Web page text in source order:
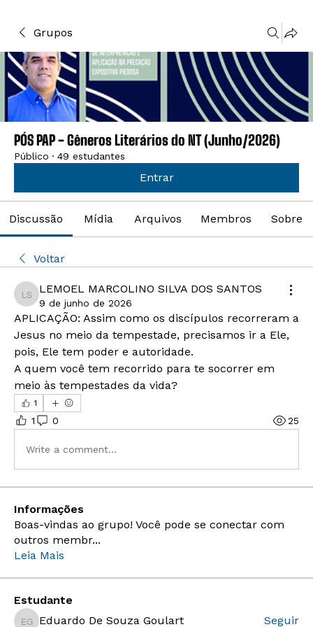
Grupos
PÓS PAP - Gêneros Literários do NT (Junho/2026)
Público · 49 estudantes
Entrar
Discussão Mídia Arquivos Membros Sobre
Voltar
LEMOEL MARCOLINO SILVA DOS SANTOS
LEMOEL MARCOLINO SILVA DOS SANTOS
9 de junho de 2026
APLICAÇÃO: Assim como os discípulos recorreram a
Jesus no meio da tempestade, precisamos ir a Ele,
pois, Ele tem poder e autoridade.
A quem você tem recorrido para te socorrer em
meio às tempestades da vida?
1
1 0 25
Write a comment...
Informações
Boas-vindas ao grupo! Você pode se conectar com
outros membr...
Leia Mais
Estudante
Eduardo De Souza Goulart
Eduardo De Souza Goulart Seguir